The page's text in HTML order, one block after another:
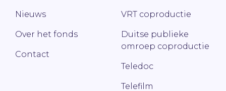
Nieuws
Over het fonds
Contact
VRT coproductie
Duitse publieke
omroep coproductie
Teledoc
Telefilm